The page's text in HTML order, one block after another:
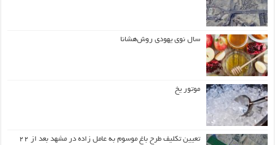
سال نوی یهودی روش‌هشانا
موتور یخ
تعیین تکلیف طرح باغ موسوم به عامل زاده در مشهد بعد از ۲۲